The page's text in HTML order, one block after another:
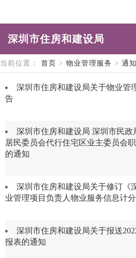
深圳市住房和建设局
当前位置： 首页 > 物业管理服务 > 通
深圳市住房和建设局关于物业管
告
深圳市住房和建设局 深圳市民
居民委员会代行住宅区业主委员会
的通知
深圳市住房和建设局关于修订《
业管理项目负责人物业服务信息计
深圳市住房和建设局关于报送
报表的通知